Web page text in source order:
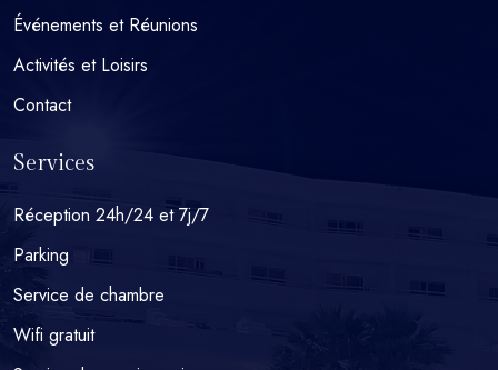
Événements et Réunions
Activités et Loisirs
Contact
Services
Réception 24h/24 et 7j/7
Parking
Service de chambre
Wifi gratuit